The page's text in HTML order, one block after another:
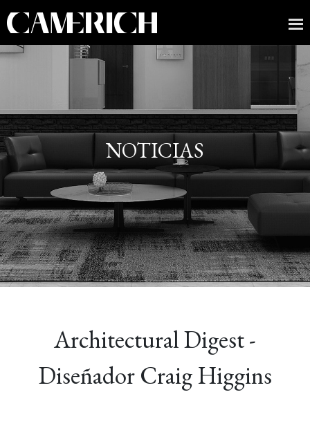
NOTICIAS
Architectural Digest -
Diseñador Craig Higgins